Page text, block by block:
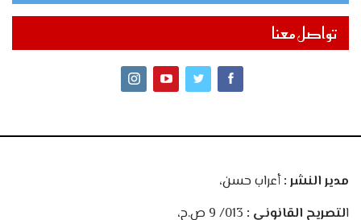
تواصل معنا
مدير النشر :أعراب حسن،
التصريح القانوني :